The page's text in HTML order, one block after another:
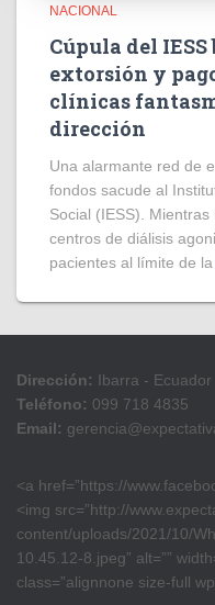
NACIONAL
Cúpula del
extorsión y
clínicas
dirección
​Una alarmante red de
fondos sacude al
Social (IESS).
centros de diálisis
pacientes al límite de la
Dirección: Ibarra - Ecuador
Teléfono: 099 718 4835
Email:
<a href=”https://
<img src=”http://
content/uploads/2021/10/
10.45.12-8.jpeg” alt=””
class=”alignnone size-full